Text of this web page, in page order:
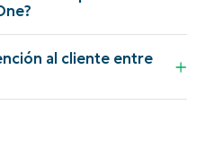
al cliente entre